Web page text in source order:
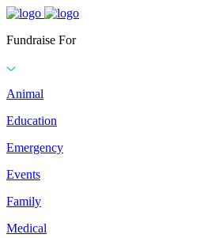
Fundraise For
Animal
Education
Emergency
Events
Family
Medical